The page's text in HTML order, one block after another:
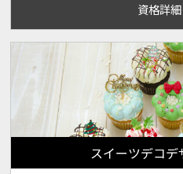
資格詳
スイーツデコ